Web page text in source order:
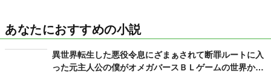
あなたにおすすめの小説
異世界転生した悪役令息にざまぁされて断罪ルートに入
った元主人公の僕がオメガバースＢＬゲームの世界から